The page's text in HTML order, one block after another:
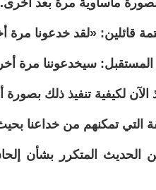
بصورة مأساوية مرة بعد أخرى.
قائلين: «لقد خدعونا مرة
المستقبل: سيخدعوننا مرة
لكيفية تنفيذ ذلك بصورة
التي تمكنهم من خداعنا
المتكرر بشأن